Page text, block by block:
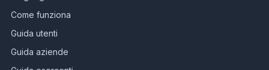
Come funziona
Guida utenti
Guida aziende